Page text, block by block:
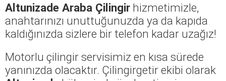
Altunizade Araba Çilingir hizmetimizle,
anahtarınızı unuttuğunuzda ya da kapıda
kaldığınızda sizlere bir telefon kadar uzağız!
Motorlu çilingir servisimiz en kısa sürede
yanınızda olacaktır. Çilingirgetir ekibi olarak